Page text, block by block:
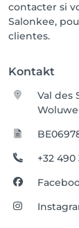
contacter si
Salonkee,
clientes.
Kontakt
Val des
+32 490